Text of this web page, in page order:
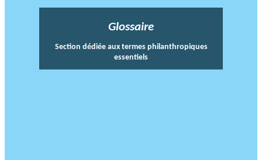
Glossaire
Section dédiée aux termes philanthropiques
essentiels